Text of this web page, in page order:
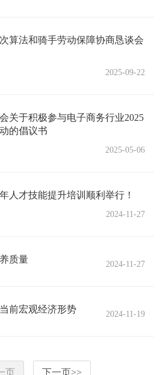
算法和骑手劳动保障协商恳谈会
2025-09-22
关于积极参与电子商务行业2025
的倡议书
2025-05-06
人才技能提升培训顺利举行！
2024-11-27
质量 2024-11-27
前宏观经济形势 2024-11-19
页 下一页>>